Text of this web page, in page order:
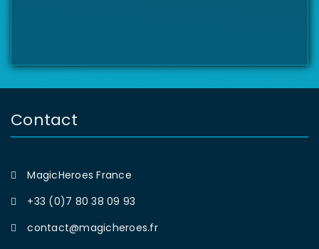
Contact
MagicHeroes France
+33 (0)7 80 38 09 93
contact@magicheroes.fr